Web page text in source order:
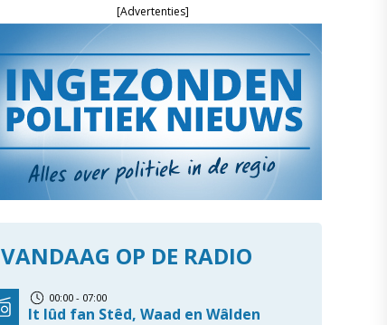
[Advertenties]
VANDAAG OP DE RADIO
00:00 - 07:00
It lûd fan Stêd, Waad en Wâlden